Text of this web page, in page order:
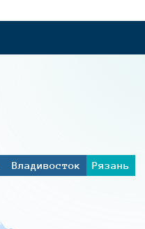
Владивосток
Рязань